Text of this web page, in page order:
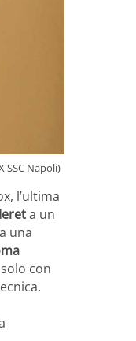
Napoli)
l’ultima
a un
una
con